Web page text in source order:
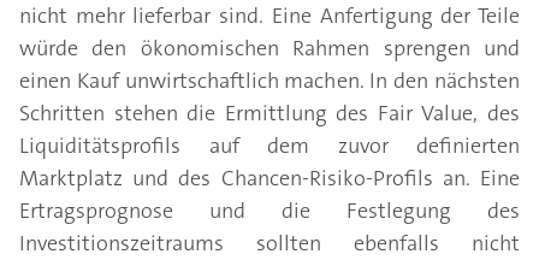
nicht mehr lieferbar sind. Eine Anfertigung der Teile
würde den ökonomischen Rahmen sprengen und
einen Kauf unwirtschaftlich machen. In den nächsten
Schritten stehen die Ermittlung des Fair Value, des
Liquiditätsprofils auf dem zuvor definierten
Marktplatz und des Chancen-Risiko-Profils an. Eine
Ertragsprognose und die Festlegung des
Investitionszeitraums sollten ebenfalls nicht